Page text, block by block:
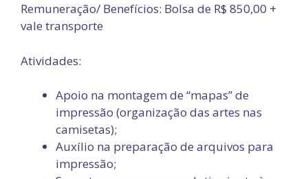
Remuneração/ Benefícios: Bolsa de R$ 850,00 +
vale transporte
Atividades:
Apoio na montagem de “mapas” de
impressão (organização das artes nas
camisetas);
Auxílio na preparação de arquivos para
impressão;